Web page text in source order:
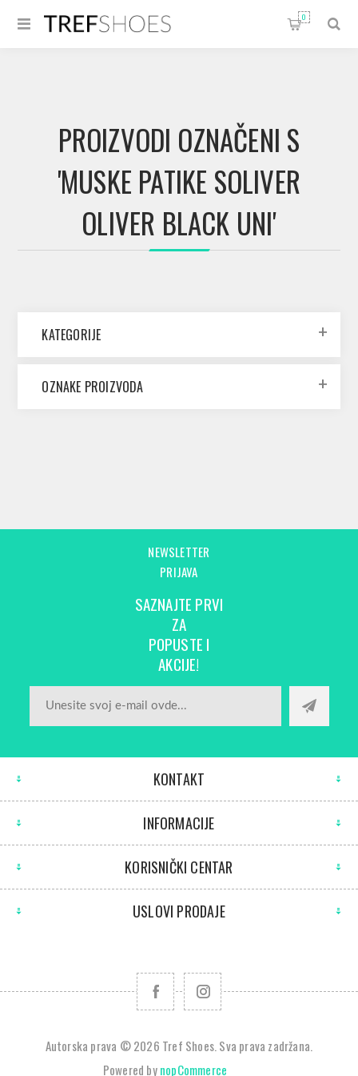
0
PROIZVODI OZNAČENI S
'MUSKE PATIKE SOLIVER
OLIVER BLACK UNI'
KATEGORIJE
OZNAKE PROIZVODA
NEWSLETTER
PRIJAVA
SAZNAJTE PRVI
ZA
POPUSTE I
AKCIJE!
KONTAKT
INFORMACIJE
KORISNIČKI CENTAR
USLOVI PRODAJE
Autorska prava © 2026 Tref Shoes. Sva prava zadržana.
Powered bynopCommerce